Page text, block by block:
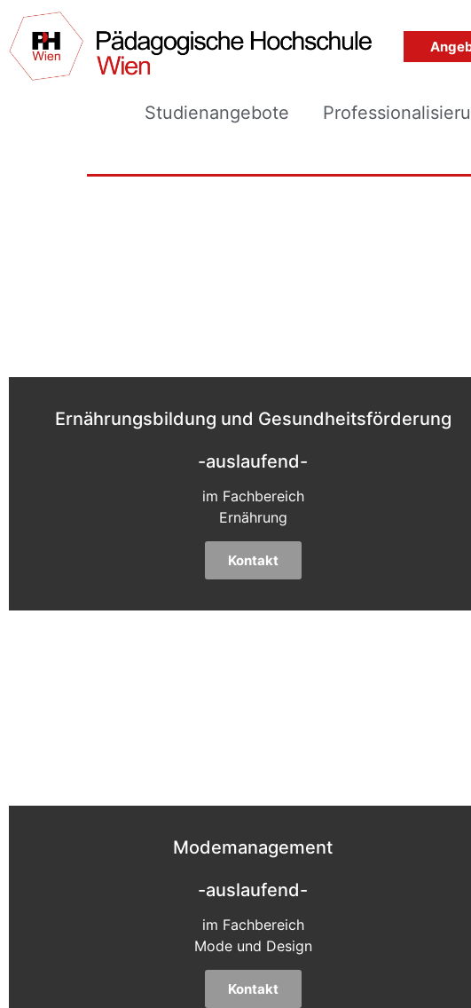
Studienangebote
Ernährungsbildung und Gesundheitsförderung
-auslaufend-
im Fachbereich
Ernährung
Kontakt
Modemanagement
-auslaufend-
im Fachbereich
Mode und Design
Kontakt